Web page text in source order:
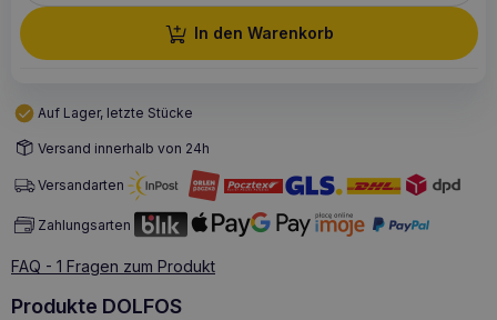
In den Warenkorb
Auf Lager, letzte Stücke
Versand innerhalb von 24h
Versandarten
Zahlungsarten
FAQ - 1 Fragen zum Produkt
Produkte DOLFOS